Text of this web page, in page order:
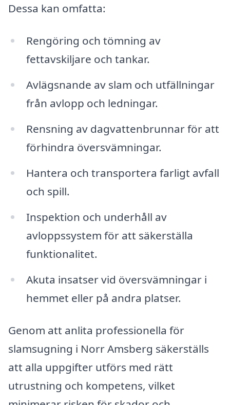
Dessa kan omfatta:
Rengöring och tömning av
fettavskiljare och tankar.
Avlägsnande av slam och utfällningar
från avlopp och ledningar.
Rensning av dagvattenbrunnar för att
förhindra översvämningar.
Hantera och transportera farligt avfall
och spill.
Inspektion och underhåll av
avloppssystem för att säkerställa
funktionalitet.
Akuta insatser vid översvämningar i
hemmet eller på andra platser.
Genom att anlita professionella för
slamsugning i Norr Amsberg säkerställs
att alla uppgifter utförs med rätt
utrustning och kompetens, vilket